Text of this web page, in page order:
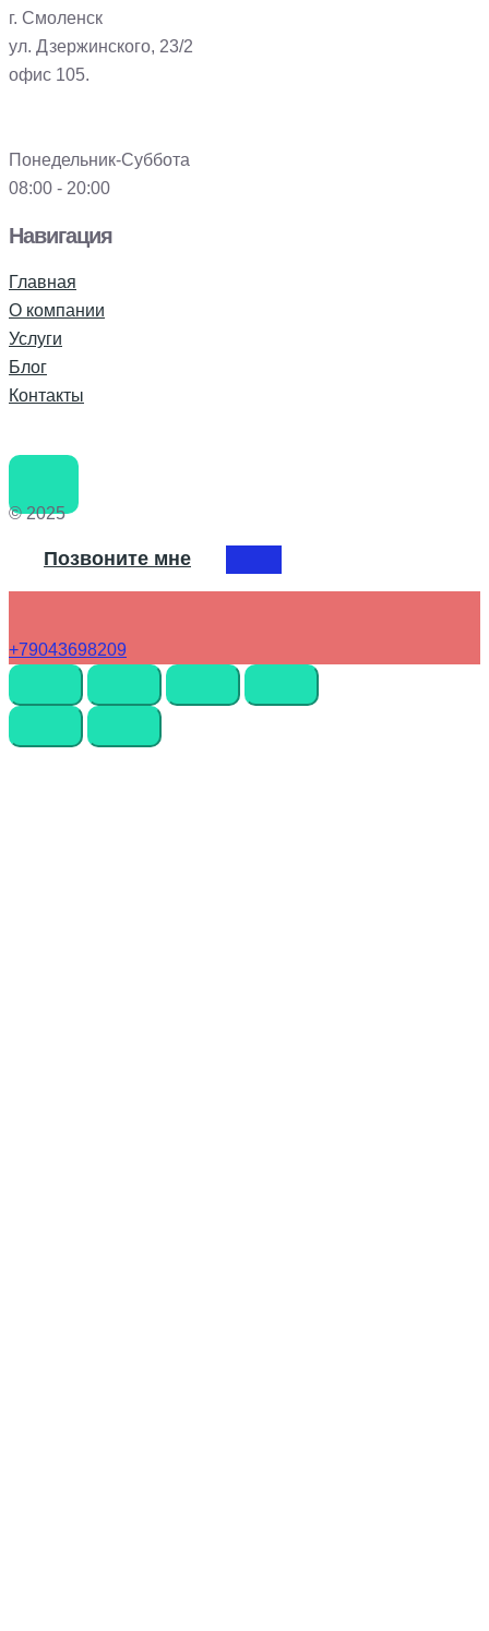
г. Смоленск
ул. Дзержинского, 23/2
офис 105.
Понедельник-Суббота
08:00 - 20:00
Навигация
Главная
О компании
Услуги
Блог
Контакты
© 2025
Позвоните мне
+79043698209